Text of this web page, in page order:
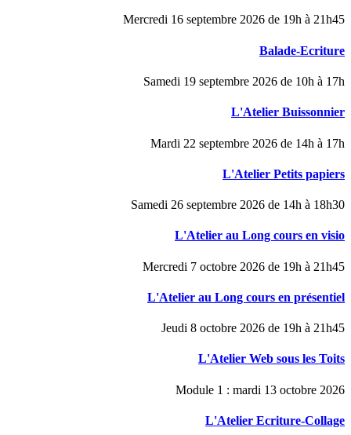
Mercredi 16 septembre 2026 de 19h à 21h45
Balade-Ecriture
Samedi 19 septembre 2026 de 10h à 17h
L'Atelier Buissonnier
Mardi 22 septembre 2026 de 14h à 17h
L'Atelier Petits papiers
Samedi 26 septembre 2026 de 14h à 18h30
L'Atelier au Long cours en visio
Mercredi 7 octobre 2026 de 19h à 21h45
L'Atelier au Long cours en présentiel
Jeudi 8 octobre 2026 de 19h à 21h45
L'Atelier Web sous les Toits
Module 1 : mardi 13 octobre 2026
L'Atelier Ecriture-Collage